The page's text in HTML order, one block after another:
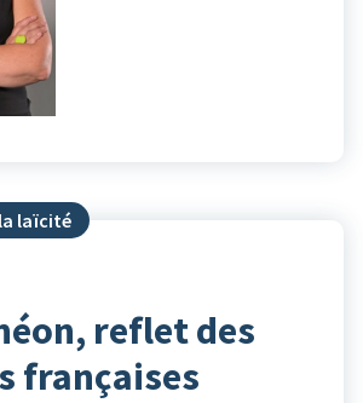
laïcité
reflet des
françaises